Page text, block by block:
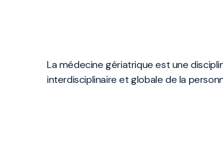
La médecine gériatrique est une
interdisciplinaire et globale de la